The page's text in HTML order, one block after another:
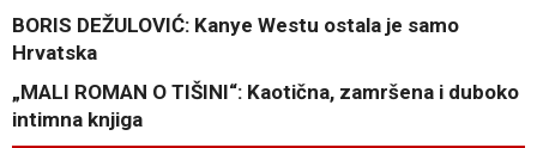
BORIS DEŽULOVIĆ: Kanye Westu ostala je samo
Hrvatska
„MALI ROMAN O TIŠINI“: Kaotična, zamršena i duboko
intimna knjiga